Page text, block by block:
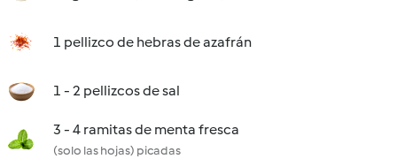
1 pellizco de hebras de azafrán
1 - 2 pellizcos de sal
3 - 4 ramitas de menta fresca
(solo las hojas) picadas